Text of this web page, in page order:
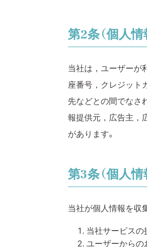
第2条（個人情
当社は，ユーザーが
座番号，クレジット
先などとの間でなさ
報提供元，広告主，
があります。
第3条（個人
当社が個人情報を収
当社サービスの
ユーザーからの